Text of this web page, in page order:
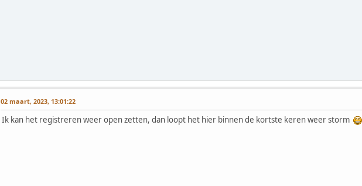
02 maart, 2023, 13:01:22
Ik kan het registreren weer open zetten, dan loopt het hier binnen de kortste keren weer storm